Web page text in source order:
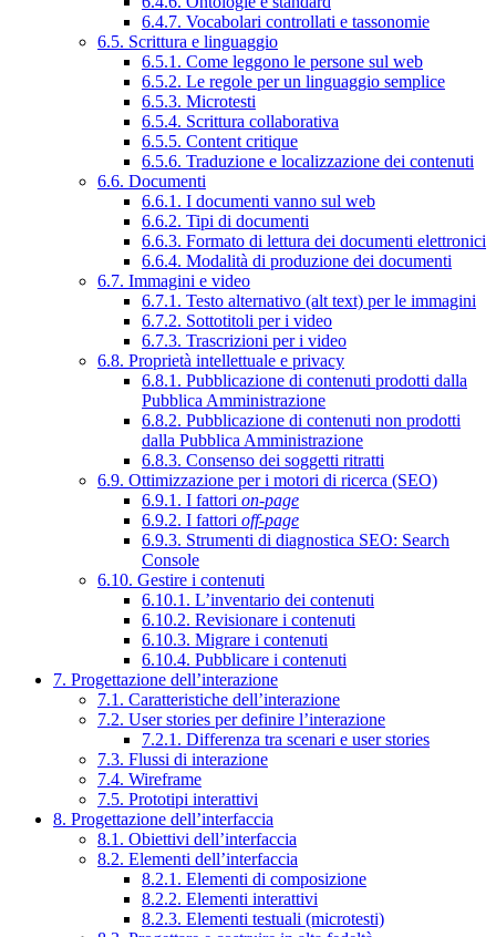
6.4.7. Vocabolari controllati e tassonomie
6.5. Scrittura e linguaggio
6.5.1. Come leggono le persone sul web
6.5.2. Le regole per un linguaggio semplice
6.5.3. Microtesti
6.5.4. Scrittura collaborativa
6.5.5. Content critique
6.5.6. Traduzione e localizzazione dei contenuti
6.6. Documenti
6.6.1. I documenti vanno sul web
6.6.2. Tipi di documenti
6.6.3. Formato di lettura dei documenti elettronici
6.6.4. Modalità di produzione dei documenti
6.7. Immagini e video
6.7.1. Testo alternativo (alt text) per le immagini
6.7.2. Sottotitoli per i video
6.7.3. Trascrizioni per i video
6.8. Proprietà intellettuale e privacy
6.8.1. Pubblicazione di contenuti prodotti dalla
Pubblica Amministrazione
6.8.2. Pubblicazione di contenuti non prodotti
dalla Pubblica Amministrazione
6.8.3. Consenso dei soggetti ritratti
6.9. Ottimizzazione per i motori di ricerca (SEO)
6.9.1. I fattori on-page
6.9.2. I fattori off-page
6.9.3. Strumenti di diagnostica SEO: Search
Console
6.10. Gestire i contenuti
6.10.1. L’inventario dei contenuti
6.10.2. Revisionare i contenuti
6.10.3. Migrare i contenuti
6.10.4. Pubblicare i contenuti
7. Progettazione dell’interazione
7.1. Caratteristiche dell’interazione
7.2. User stories per definire l’interazione
7.2.1. Differenza tra scenari e user stories
7.3. Flussi di interazione
7.4. Wireframe
7.5. Prototipi interattivi
8. Progettazione dell’interfaccia
8.1. Obiettivi dell’interfaccia
8.2. Elementi dell’interfaccia
8.2.1. Elementi di composizione
8.2.2. Elementi interattivi
8.2.3. Elementi testuali (microtesti)